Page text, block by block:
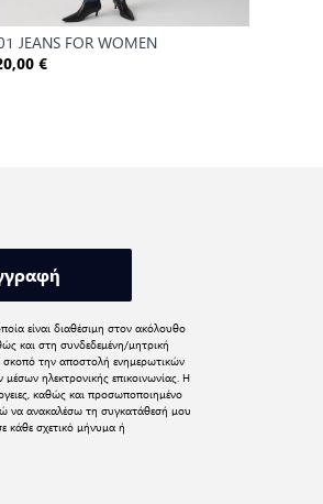
501 JEANS FOR WOMEN
€
είναι διαθέσιμη στον ακόλουθο
και στη συνδεδεμένη/μητρική
σκοπό την αποστολή ενημερωτικών
ηλεκτρονικής επικοινωνίας. Η
καθώς και προσωποποιημένο
να ανακαλέσω τη συγκατάθεσή μου
κάθε σχετικό μήνυμα ή